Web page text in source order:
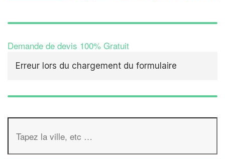
Demande de devis 100% Gratuit
Erreur lors du chargement du formulaire